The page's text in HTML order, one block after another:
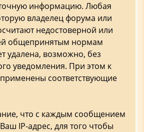
информацию. Любая
владелец форума или
недостоверной или
общепринятым нормам
удалена, возможно, без
уведомления. При этом к
соответствующие
что с каждым сообщением
IP-адрес, для того чтобы